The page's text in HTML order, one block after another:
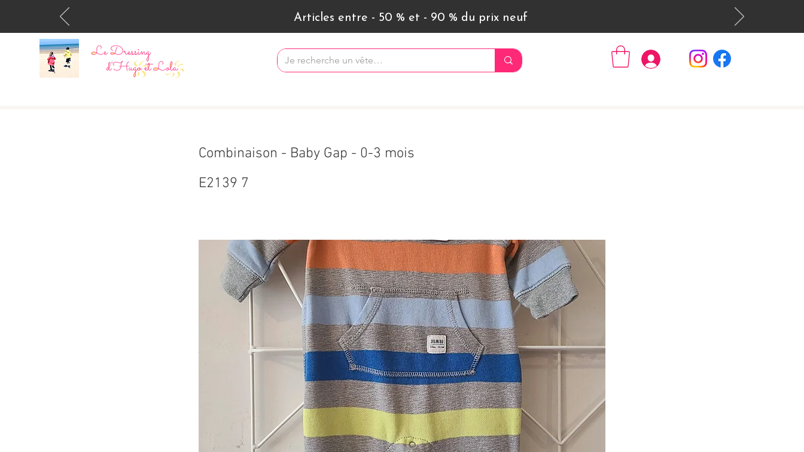
Articles entre - 50 % et - 90 % du prix neuf
Se connecter
Combinaison - Baby Gap - 0-3 mois
E2139 7